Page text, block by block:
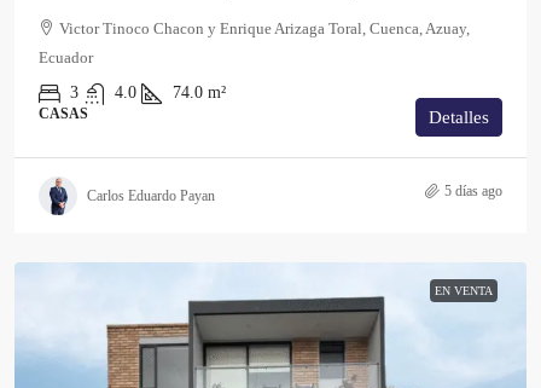
Victor Tinoco Chacon y Enrique Arizaga Toral, Cuenca, Azuay,
Ecuador
3
4.0 74.0 m²
CASAS Detalles
Carlos Eduardo Payan 5 días ago
EN VENTA